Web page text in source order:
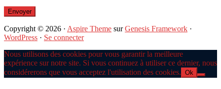
Copyright © 2026 · Aspire Theme surGenesis Framework ·
WordPress · Se connecter
Nous utilisons des cookies pour vous garantir la meilleure
expérience sur notre site. Si vous continuez à utiliser ce dernier, nous
considérerons que vous acceptez l'utilisation des cookies. Ok